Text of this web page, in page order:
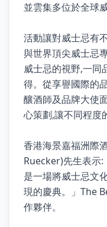
並雲集多位於全球
活動讓對威士忌有
與世界頂尖威士忌
威士忌的視野,一同
得。從享譽國際的
釀酒師及品牌大使
心策劃,讓不同程度
香港海景嘉福洲際
Ruecker)先生表示:
是一場將威士忌文
現的慶典。」The
作夥伴。